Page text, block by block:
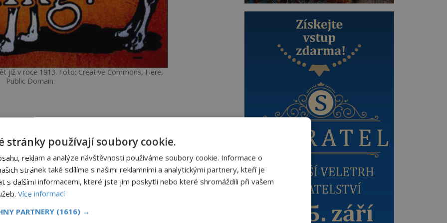
již v roce 1913. Foto: Creative Commons, Here,
Public Domain.
trhlinu. Jeho výsledky si autor
přizná. To ale nadšené
už jen o obrazy.
stránky používají soubory cookie.
reklam a analýze návštěvnosti používáme soubory cookie. Informace o
stránek také sdílíme s našimi reklamními a analytickými partnery, kteří je
s dalšími informacemi, které jste jim poskytli nebo které shromáždili při vašem
Více informací
PARTNERY (1616) →